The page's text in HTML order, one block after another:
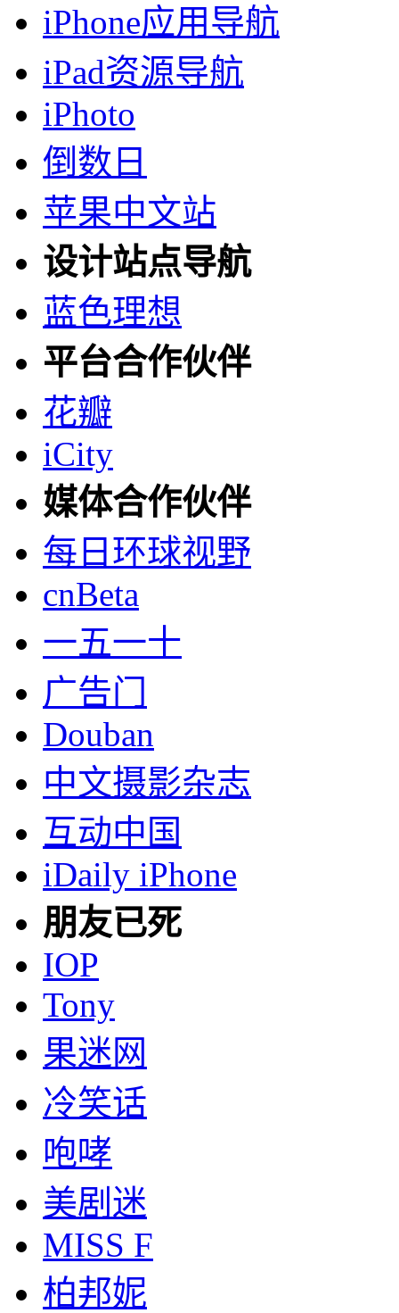
iPhone应用导航
iPad资源导航
iPhoto
倒数日
苹果中文站
设计站点导航
蓝色理想
平台合作伙伴
花瓣
iCity
媒体合作伙伴
每日环球视野
cnBeta
一五一十
广告门
Douban
中文摄影杂志
互动中国
iDaily iPhone
朋友已死
IOP
Tony
果迷网
冷笑话
咆哮
美剧迷
MISS F
柏邦妮